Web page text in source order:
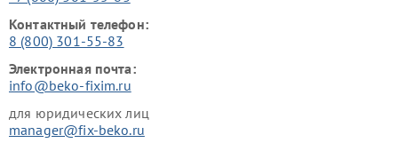
Контактный телефон:
8 (800) 301-55-83
Электронная почта:
info@beko-fixim.ru
для юридических лиц
manager@fix-beko.ru